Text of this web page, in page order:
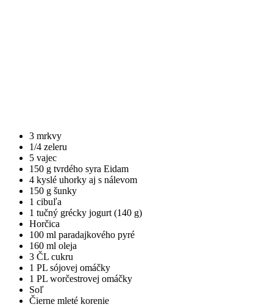
3 mrkvy
1/4 zeleru
5 vajec
150 g tvrdého syra Eidam
4 kyslé uhorky aj s nálevom
150 g šunky
1 cibuľa
1 tučný grécky jogurt (140 g)
Horčica
100 ml paradajkového pyré
160 ml oleja
3 ČL cukru
1 PL sójovej omáčky
1 PL worčestrovej omáčky
Soľ
Čierne mleté korenie